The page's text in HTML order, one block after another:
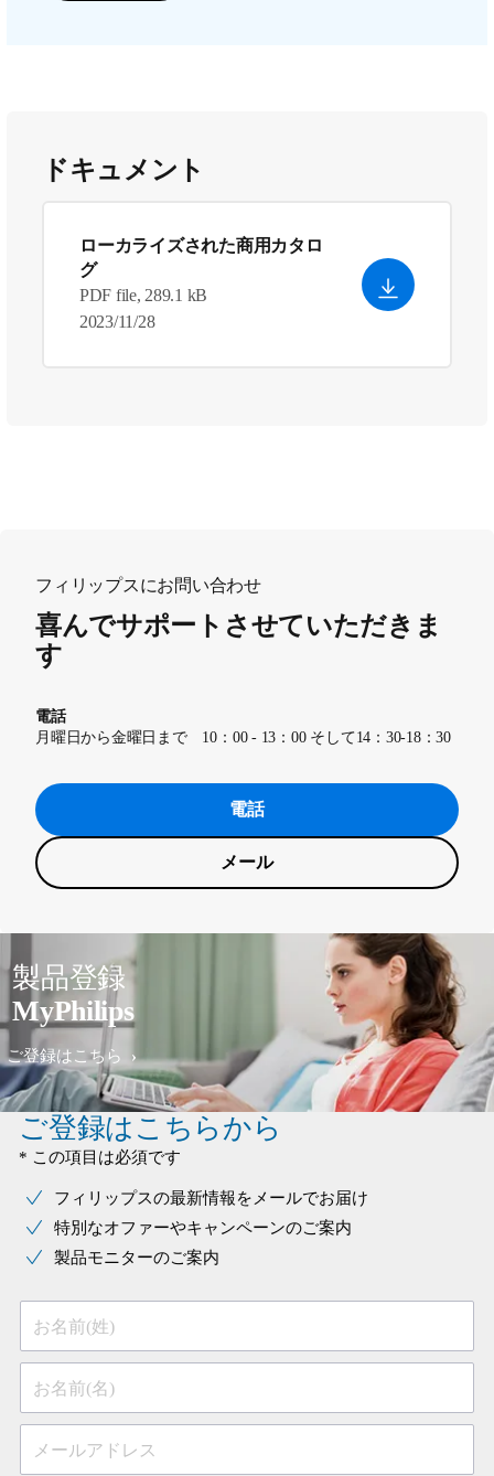
ドキュメント
ローカライズされた商用カタロ
グ
PDF file, 289.1 kB
2023/11/28
フィリップスにお問い合わせ
喜んでサポートさせていただきま
す
電話
月曜日から金曜日まで 10：00 - 13：00 そして14：30-18：30
電話
メール
製品登録
MyPhilips
ご登録はこちら
ご登録はこちらから
* この項目は必須です
フィリップスの最新情報をメールでお届け
特別なオファーやキャンペーンのご案内
製品モニターのご案内
お名前(姓)
お名前(名)
メールアドレス